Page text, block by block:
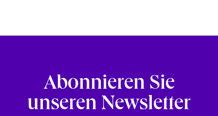
Abonnieren Sie
unseren Newsletter